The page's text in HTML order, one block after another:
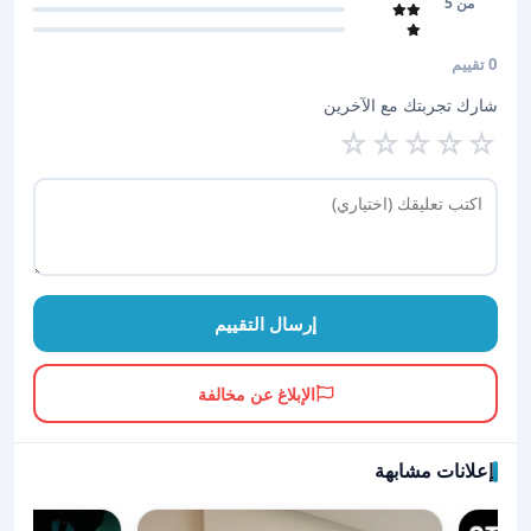
0 تقييم
شارك تجربتك مع الآخرين
☆
☆
☆
☆
☆
إرسال التقييم
الإبلاغ عن مخالفة
إعلانات مشابهة